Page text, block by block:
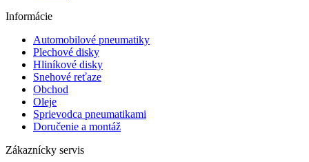
Informácie
Automobilové pneumatiky
Plechové disky
Hliníkové disky
Snehové reťaze
Obchod
Oleje
Sprievodca pneumatikami
Doručenie a montáž
Zákaznícky servis